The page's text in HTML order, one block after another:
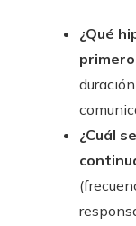
¿Qué
¿Cuál